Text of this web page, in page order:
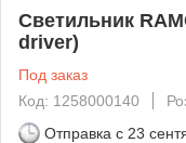
Светильник
driver)
Под заказ
Код: 1258000140
Отправка с 23